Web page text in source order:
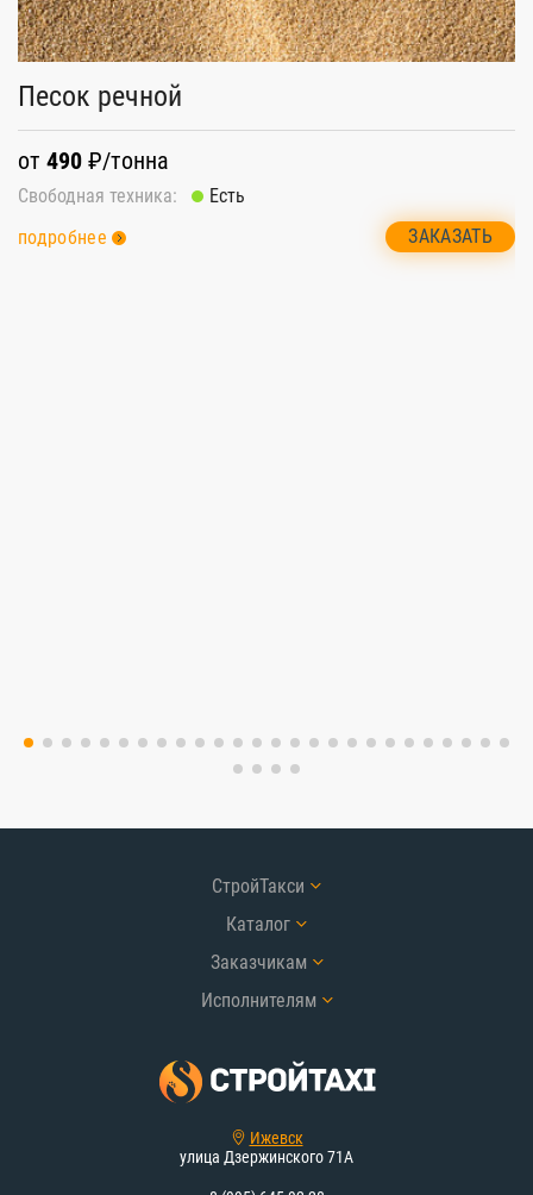
Песок речной
от 490 ₽/тонна
Свободная техника:
Есть
подробнее
ЗАКАЗАТЬ
СтройТакси
Каталог
Заказчикам
Исполнителям
Ижевск
улица Дзержинского 71А